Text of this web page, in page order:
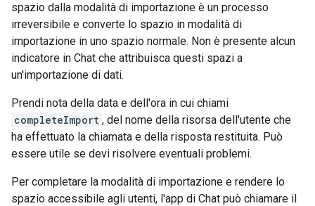
spazio dalla modalità di importazione è un processo
irreversibile e converte lo spazio in modalità di
importazione in uno spazio normale. Non è presente alcun
indicatore in Chat che attribuisca questi spazi a
un'importazione di dati.
Prendi nota della data e dell'ora in cui chiami
completeImport , del nome della risorsa dell'utente che
ha effettuato la chiamata e della risposta restituita. Può
essere utile se devi risolvere eventuali problemi.
Per completare la modalità di importazione e rendere lo
spazio accessibile agli utenti, l'app di Chat può chiamare il